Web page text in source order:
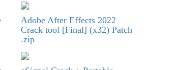
Adobe After Effects 2022
Crack tool [Final] (x32) Patch
.zip